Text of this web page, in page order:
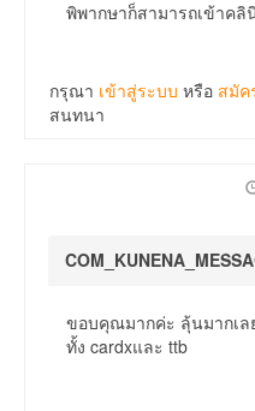
พิพากษาก็สามารถเข้าค
กรุณา เข้าสู่ระบบ หรือ สมัค
สนทนา
ขอบคุณมากค่ะ ลุ้นมากเ
ทั้ง cardxและ ttb